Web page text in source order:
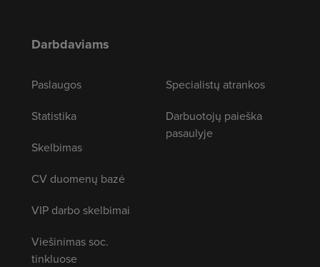
Darbdaviams
Paslaugos
Statistika
Skelbimas
CV duomenų bazė
VIP darbo skelbimai
Viešinimas soc.
tinkluose
Specialistų atrankos
Darbuotojų paieška
pasaulyje